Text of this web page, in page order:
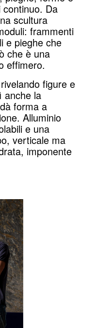
Da
scultura
frammenti
e pieghe che
che è una
effimero.
figure e
anche la
forma a
Alluminio
e una
verticale ma
imponente